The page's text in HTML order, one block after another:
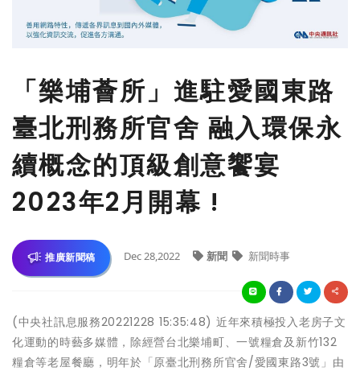
「樂埔薈所」進駐愛國東路
臺北刑務所官舍 融入環保永
續概念的頂級創意饗宴
2023年2月開幕 !
推廣新聞稿 Dec 28,2022 新聞 新聞時事
(中央社訊息服務20221228 15:35:48) 近年來積極投入老房子文
化運動的時藝多媒體，除經營台北樂埔町、一號糧倉及新竹132
糧倉等老屋餐廳，明年於「原臺北刑務所官舍/愛國東路3號」由